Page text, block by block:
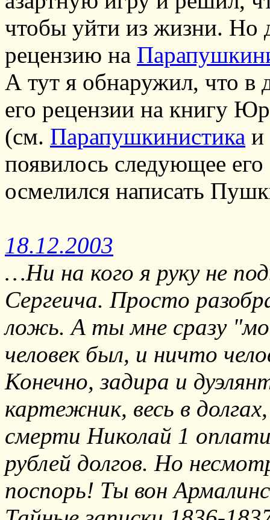
чтобы уйти из жизни. Но
рецензию на
А тут я обнаружил, что в
его рецензии на книгу
(см. Парапушкинистика и
появилось следующее
осмелился написать
18.12.2003
…Ни на кого я руку не
Сергеича. Просто
ложь. А ты мне сразу
человек был, и ничто
Конечно, задира и
картежник, весь в
смерти Николай 1
рублей долгов. Но
поспорь! Ты вон